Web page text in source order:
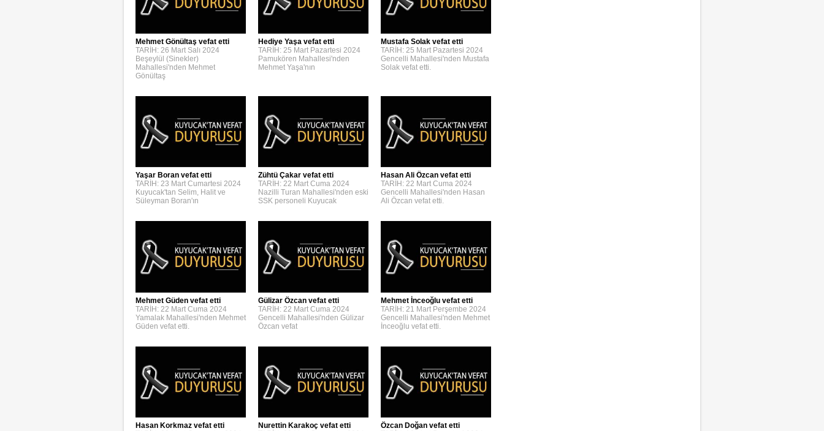
Mehmet Gönültaş vefat etti
TARİH: 26 Mart Salı 2024
Beşeylül (Sinekler)
Mahallesi'nden Mehmet
Gönültaş
Hediye Yaşa vefat etti
TARİH: 25 Mart Pazartesi 2024
Pamukören Mahallesi'nden
Mehmet Yaşa'nın
Mustafa Solak vefat etti
TARİH: 25 Mart Pazartesi 2024
Gencelli Mahallesi'nden Mustafa
Solak vefat etti.
Yaşar Boran vefat etti
TARİH: 23 Mart Cumartesi 2024
Kuyucak'tan Selim, Halit ve
Süleyman Boran'ın
Zühtü Çakar vefat etti
TARİH: 22 Mart Cuma 2024
Nazilli Turan Mahallesi'nden eski
SSK personeli Kuyucak
Hasan Ali Özcan vefat etti
TARİH: 22 Mart Cuma 2024
Gencelli Mahallesi'nden Hasan
Ali Özcan vefat etti.
Mehmet Güden vefat etti
TARİH: 22 Mart Cuma 2024
Yamalak Mahallesi'nden Mehmet
Güden vefat etti.
Gülizar Özcan vefat etti
TARİH: 22 Mart Cuma 2024
Gencelli Mahallesi'nden Gülizar
Özcan vefat
Mehmet İnceoğlu vefat etti
TARİH: 21 Mart Perşembe 2024
Gencelli Mahallesi'nden Mehmet
İnceoğlu vefat etti.
Hasan Korkmaz vefat etti
Nurettin Karakoç vefat etti
Özcan Doğan vefat etti